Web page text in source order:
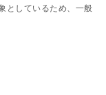
としているため、一般